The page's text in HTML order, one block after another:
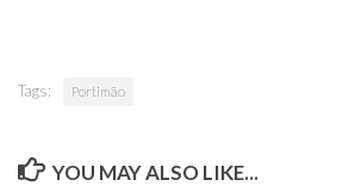
Tags: Portimão
YOU MAY ALSO LIKE...